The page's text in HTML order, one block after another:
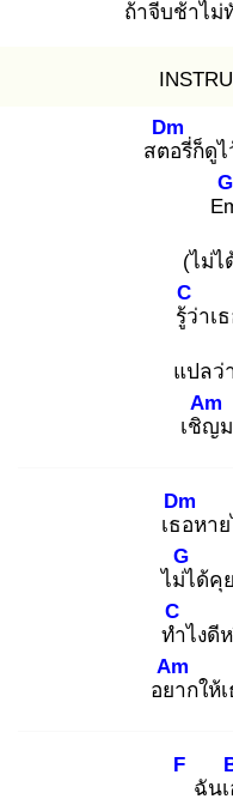
ถ้าจีบช้าไม่
สตอ
Dm
รี่ก็ดูไ
G
(ไม่ไ
รู้ว่
C
าเ
แปลว่
เชิญ
Am
เธอ
Dm
หา
ไม่ไ
G
ด้คุ
ทำ
C
ไงดี
อยา
Am
กให้
F
ฉันเ